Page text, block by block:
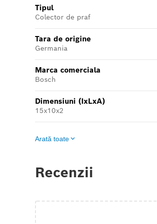
Tipul
Colector de praf
Tara de origine
Germania
Marca comerciala
Bosch
Dimensiuni (IxLxA)
15x10x2
Arată toate
Recenzii